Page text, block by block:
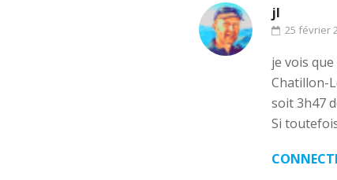
jl
25 février
je vois
Chatillon-
soit 3h47
Si